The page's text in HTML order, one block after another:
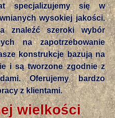
specjalizujemy się w
wysokiej jakości.
znaleźć szeroki wybór
na zapotrzebowanie
konstrukcje bazują na
i są tworzone zgodnie z
Oferujemy bardzo
z klientami.
wielkości